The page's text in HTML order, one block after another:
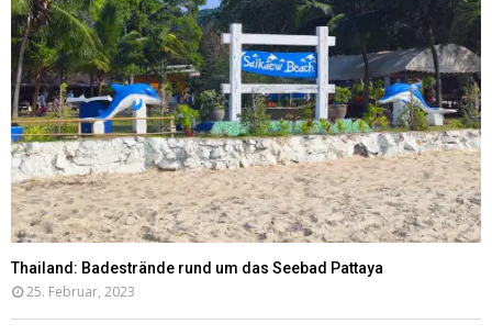
Thailand: Badestrände rund um das Seebad Pattaya
25. Februar, 2023